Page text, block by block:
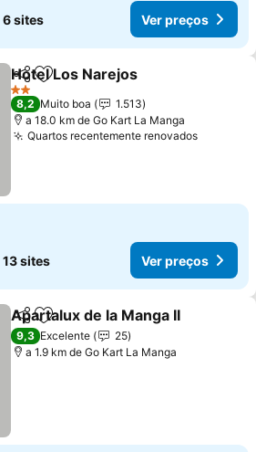
6 sites Ver preços
PartilharAdicionar aos favoritos
Hotel Los Narejos
2 Estrelas
8,2 Muito boa
1.513
a 18.0 km de Go Kart La Manga
Quartos recentemente renovadosVer
13 sites Ver preços
PartilharAdicionar aos favoritos
Apartalux de la Manga II
9,3 Excelente
25
a 1.9 km de Go Kart La Manga